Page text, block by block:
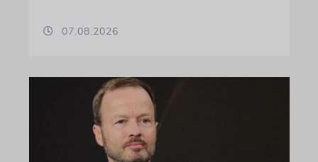
07.08.2026